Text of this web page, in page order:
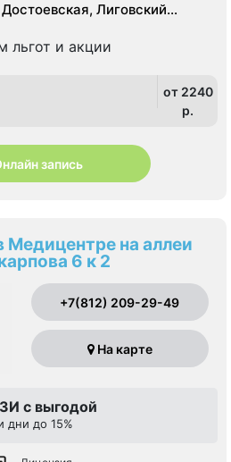
Лиговский
льгот и акции
от 2240
p.
запись
Медицентре на аллеи
6 к 2
+7(812) 209-29-49
На карте
с выгодой
дни до 15%